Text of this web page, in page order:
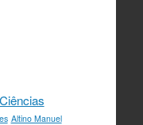
Altino Manuel